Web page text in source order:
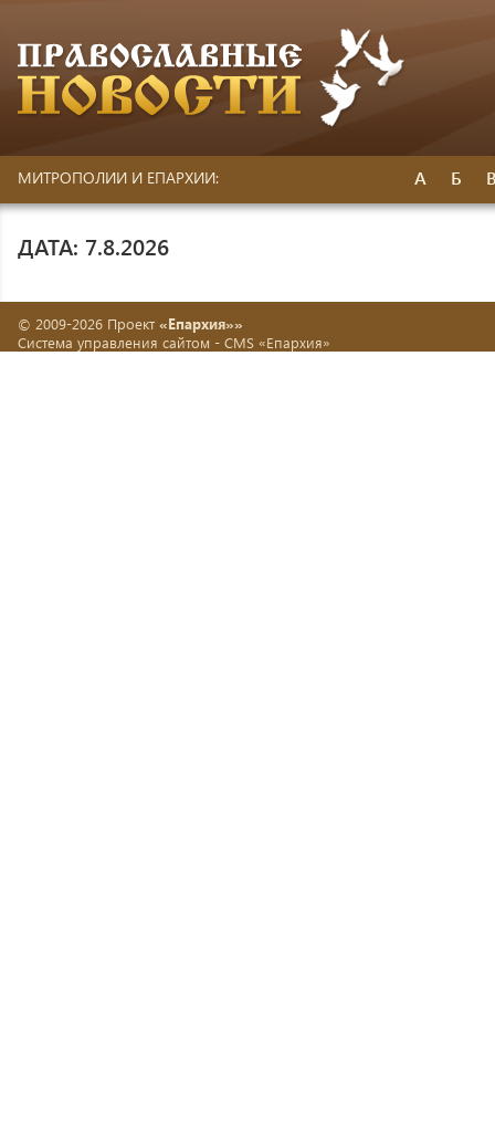
МИТРОПОЛИИ И ЕПАРХИИ: А Б
ДАТА: 7.8.2026
© 2009-2026 Проект «Епархия»»
Система управления сайтом - CMS «Епархия»